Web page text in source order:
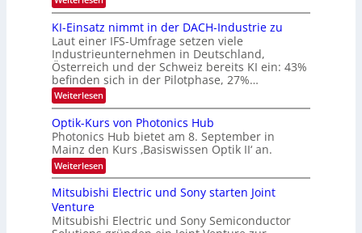
i
l
d
v
e
r
a
r
b
e
i
n
l
d
e
t
s
t
a
r
k
e
W
a
c
h
s
u
i
m
8
9
.
W
E
-
H
e
r
a
e
u
s
-
S
e
n
KI-Einsatz nimmt in der DACH-Industrie zu
Laut einer IFS-Umfrage setzen viele
Industrieunternehmen in Deutschland,
Österreich und der Schweiz bereits KI ein: 43%
befinden sich in der Pilotphase, 27%…
Weiterlesen:
K
-
E
i
n
s
a
t
n
Optik-Kurs von Photonics Hub
Photonics Hub bietet am 8. September in
Mainz den Kurs ‚Basiswissen Optik II‘ an.
Weiterlesen:
O
p
t
k
Mitsubishi Electric und Sony starten Joint
Venture
Mitsubishi Electric und Sony Semiconductor